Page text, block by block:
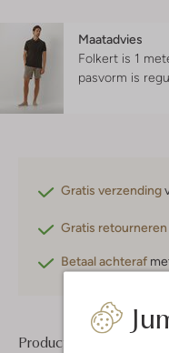
Maatadvies
Folkert is 1
pasvorm is
Gratis verzending
Gratis retourneren
Betaal achteraf
Product informatie